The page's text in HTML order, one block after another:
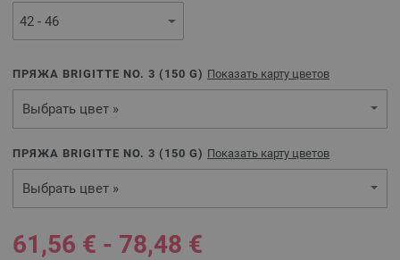
ПРЯЖА BRIGITTE NO. 3 ( 150 G) Показать карту цветов
Выбрать цвет »
ПРЯЖА BRIGITTE NO. 3 ( 150 G) Показать карту цветов
Выбрать цвет »
61,56 € - 78,48 €